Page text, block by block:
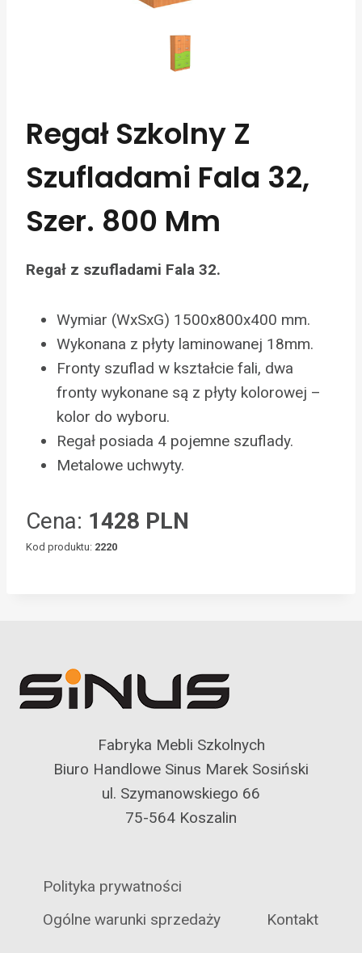
Regał Szkolny Z
Szufladami Fala 32,
Szer. 800 Mm
Regał z szufladami Fala 32.
Wymiar (WxSxG) 1500x800x400 mm.
Wykonana z płyty laminowanej 18mm.
Fronty szuflad w kształcie fali, dwa
fronty wykonane są z płyty kolorowej –
kolor do wyboru.
Regał posiada 4 pojemne szuflady.
Metalowe uchwyty.
Cena: 1428 PLN
Kod produktu: 2220
Fabryka Mebli Szkolnych
Biuro Handlowe Sinus Marek Sosiński
ul. Szymanowskiego 66
75-564 Koszalin
Polityka prywatności
Ogólne warunki sprzedaży
Kontakt